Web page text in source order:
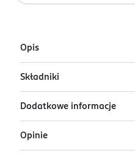
Opis
Kryjący podkład do
Idole Ultra Wear
Składniki
Ingredients: : AQUA,
ALCOHOL DENAT.,
TITANIUM DIOXIDE, PEG-10
Dodatkowe informacje
PRZYGOTOWANIE I
Nałóż Teint Idole Ultra
Opinie